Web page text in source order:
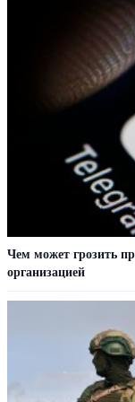
Чем может грозить
организацией